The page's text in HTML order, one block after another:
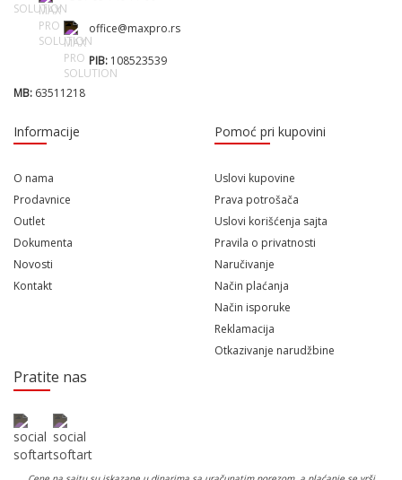
office@maxpro.rs
PIB: 108523539
MB: 63511218
Informacije
O nama
Prodavnice
Outlet
Dokumenta
Novosti
Kontakt
Pomoć pri kupovini
Uslovi kupovine
Prava potrošača
Uslovi korišćenja sajta
Pravila o privatnosti
Naručivanje
Način plaćanja
Način isporuke
Reklamacija
Otkazivanje narudžbine
Pratite nas